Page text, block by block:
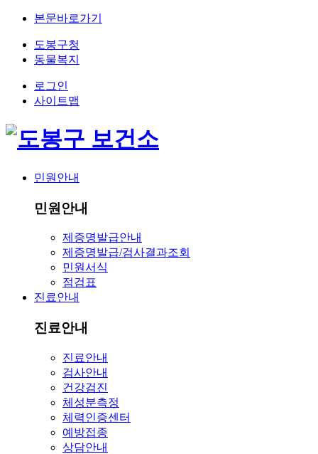
본문바로가기
도봉구청
동물복지
로그인
사이트맵
민원안내
민원안내
제증명발급안내
제증명발급/검사결과조회
민원서식
점검표
진료안내
진료안내
진료안내
검사안내
건강검진
체성분측정
체력인증센터
예방접종
상담안내